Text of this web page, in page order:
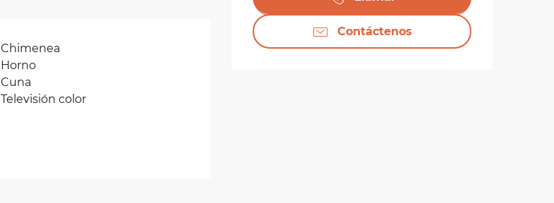
Contáctenos
Chimenea
Horno
Cuna
Televisión color